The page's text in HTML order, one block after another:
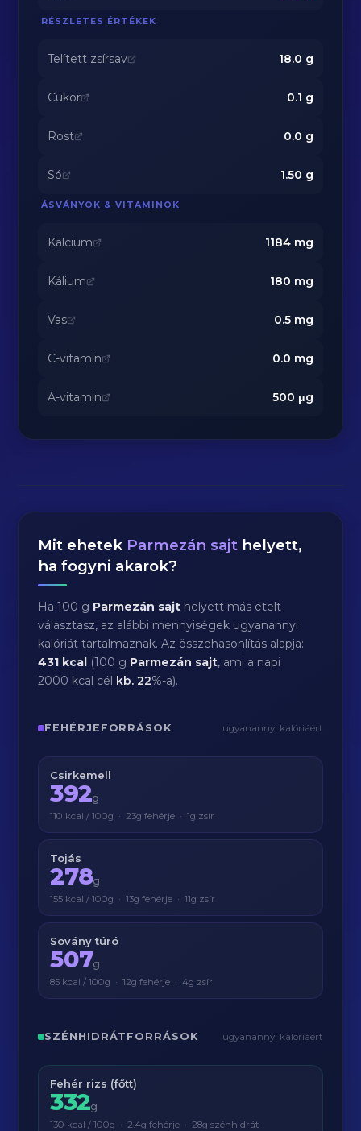
RÉSZLETES ÉRTÉKEK
Telített zsírsav 18.0 g
Cukor 0.1 g
Rost 0.0 g
Só 1.50 g
ÁSVÁNYOK & VITAMINOK
Kalcium 1184mg
Kálium 180 mg
Vas 0.5mg
C-vitamin 0.0 mg
A-vitamin 500 μg
Mit ehetek Parmezán sajt helyett,
ha fogyni akarok?
Ha 100 g Parmezán sajt helyett más ételt
választasz, az alábbi mennyiségek ugyanannyi
kalóriát tartalmaznak. Az összehasonlítás alapja:
431 kcal (100 g Parmezán sajt, ami a napi
2000 kcal cél kb.22%-a).
FEHÉRJEFORRÁSOK ugyanannyi kalóriáért
Csirkemell
392g
110 kcal / 100g · 23g fehérje · 1g zsír
Tojás
278g
155 kcal / 100g · 13g fehérje · 11g zsír
Sovány túró
507g
85 kcal / 100g · 12g fehérje · 4g zsír
SZÉNHIDRÁTFORRÁSOK ugyanannyi kalóriáért
Fehér rizs (főtt)
332g
130 kcal / 100g · 2.4g fehérje · 28g szénhidrát